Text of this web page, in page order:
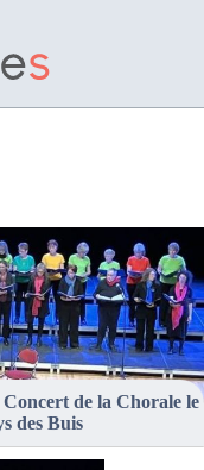
Concert de la Chorale le
des Buis